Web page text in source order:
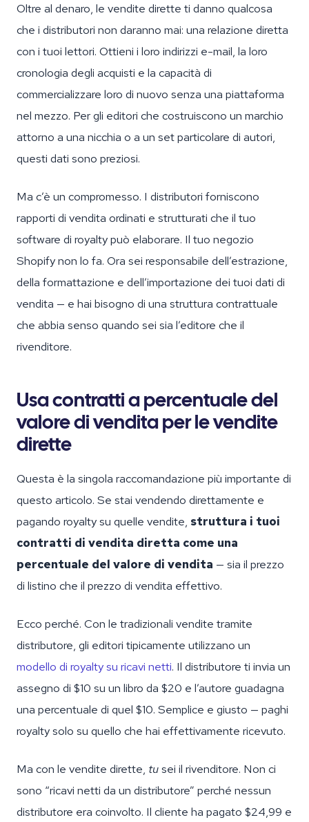
Oltre al denaro, le vendite dirette ti danno qualcosa
che i distributori non daranno mai: una relazione diretta
con i tuoi lettori. Ottieni i loro indirizzi e-mail, la loro
cronologia degli acquisti e la capacità di
commercializzare loro di nuovo senza una piattaforma
nel mezzo. Per gli editori che costruiscono un marchio
attorno a una nicchia o a un set particolare di autori,
questi dati sono preziosi.
Ma c’è un compromesso. I distributori forniscono
rapporti di vendita ordinati e strutturati che il tuo
software di royalty può elaborare. Il tuo negozio
Shopify non lo fa. Ora sei responsabile dell’estrazione,
della formattazione e dell’importazione dei tuoi dati di
vendita — e hai bisogno di una struttura contrattuale
che abbia senso quando sei sia l’editore che il
rivenditore.
Usa contratti a percentuale del
valore di vendita per le vendite
dirette
Questa è la singola raccomandazione più importante di
questo articolo. Se stai vendendo direttamente e
pagando royalty su quelle vendite, struttura i tuoi
contratti di vendita diretta come una
percentuale del valore di vendita — sia il prezzo
di listino che il prezzo di vendita effettivo.
Ecco perché. Con le tradizionali vendite tramite
distributore, gli editori tipicamente utilizzano un
modello di royalty su ricavi netti. Il distributore ti invia un
assegno di $10 su un libro da $20 e l’autore guadagna
una percentuale di quel $10. Semplice e giusto — paghi
royalty solo su quello che hai effettivamente ricevuto.
Ma con le vendite dirette, tusei il rivenditore. Non ci
sono “ricavi netti da un distributore” perché nessun
distributore era coinvolto. Il cliente ha pagato $24,99 e